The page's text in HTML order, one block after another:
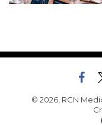
© 2026, RCN